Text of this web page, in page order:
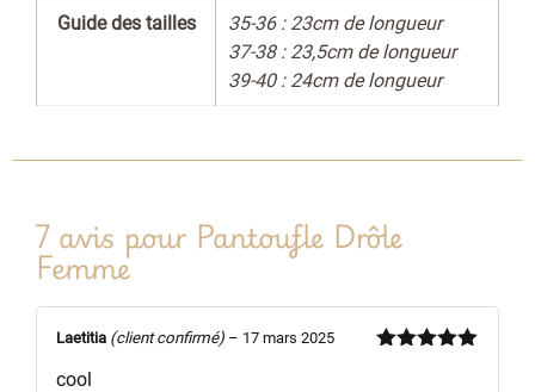
Guide des tailles
35-36 : 23cm de longueur
37-38 : 23,5cm de longueur
39-40 : 24cm de longueur
7 avis pour Pantoufle Drôle
Femme
Laetitia (client confirmé) – 17 mars 2025
cool